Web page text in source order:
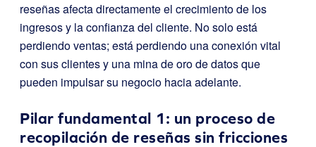
reseñas afecta directamente el crecimiento de los
ingresos y la confianza del cliente. No solo está
perdiendo ventas; está perdiendo una conexión vital
con sus clientes y una mina de oro de datos que
pueden impulsar su negocio hacia adelante.
Pilar fundamental 1: un proceso de
recopilación de reseñas sin fricciones